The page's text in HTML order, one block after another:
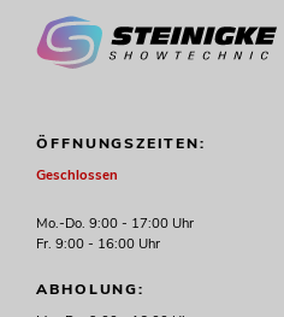
ÖFFNUNGSZEITEN:
Geschlossen
Mo.-Do. 9:00 - 17:00 Uhr
Fr. 9:00 - 16:00 Uhr
ABHOLUNG: